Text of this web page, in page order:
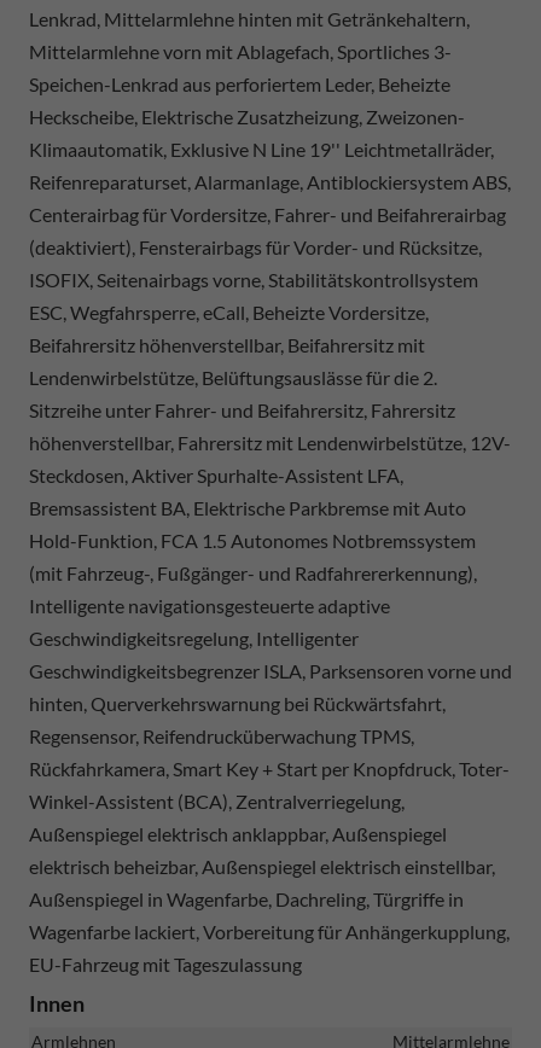
Lenkrad, Mittelarmlehne hinten mit Getränkehaltern,
Mittelarmlehne vorn mit Ablagefach, Sportliches 3-
Speichen-Lenkrad aus perforiertem Leder, Beheizte
Heckscheibe, Elektrische Zusatzheizung, Zweizonen-
Klimaautomatik, Exklusive N Line 19'' Leichtmetallräder,
Reifenreparaturset, Alarmanlage, Antiblockiersystem ABS,
Centerairbag für Vordersitze, Fahrer- und Beifahrerairbag
(deaktiviert), Fensterairbags für Vorder- und Rücksitze,
ISOFIX, Seitenairbags vorne, Stabilitätskontrollsystem
ESC, Wegfahrsperre, eCall, Beheizte Vordersitze,
Beifahrersitz höhenverstellbar, Beifahrersitz mit
Lendenwirbelstütze, Belüftungsauslässe für die 2.
Sitzreihe unter Fahrer- und Beifahrersitz, Fahrersitz
höhenverstellbar, Fahrersitz mit Lendenwirbelstütze, 12V-
Steckdosen, Aktiver Spurhalte-Assistent LFA,
Bremsassistent BA, Elektrische Parkbremse mit Auto
Hold-Funktion, FCA 1.5 Autonomes Notbremssystem
(mit Fahrzeug-, Fußgänger- und Radfahrererkennung),
Intelligente navigationsgesteuerte adaptive
Geschwindigkeitsregelung, Intelligenter
Geschwindigkeitsbegrenzer ISLA, Parksensoren vorne und
hinten, Querverkehrswarnung bei Rückwärtsfahrt,
Regensensor, Reifendrucküberwachung TPMS,
Rückfahrkamera, Smart Key + Start per Knopfdruck, Toter-
Winkel-Assistent (BCA), Zentralverriegelung,
Außenspiegel elektrisch anklappbar, Außenspiegel
elektrisch beheizbar, Außenspiegel elektrisch einstellbar,
Außenspiegel in Wagenfarbe, Dachreling, Türgriffe in
Wagenfarbe lackiert, Vorbereitung für Anhängerkupplung,
EU-Fahrzeug mit Tageszulassung
Innen
Armlehnen Mittelarmlehne